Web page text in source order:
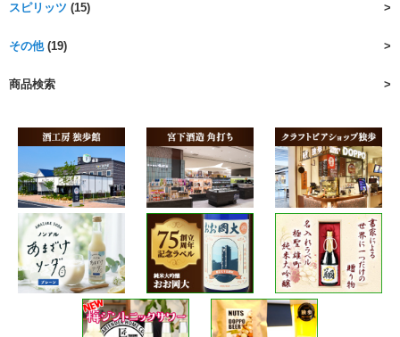
スピリッツ (15)
その他(19)
商品検索